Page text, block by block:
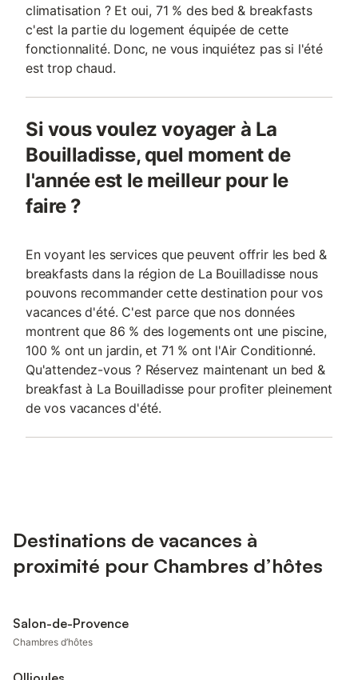
climatisation ? Et oui, 71 % des bed & breakfasts
c'est la partie du logement équipée de cette
fonctionnalité. Donc, ne vous inquiétez pas si l'été
est trop chaud.
Si vous voulez voyager à La
Bouilladisse, quel moment de
l'année est le meilleur pour le
faire ?
En voyant les services que peuvent offrir les bed &
breakfasts dans la région de La Bouilladisse nous
pouvons recommander cette destination pour vos
vacances d'été. C'est parce que nos données
montrent que 86 % des logements ont une piscine,
100 % ont un jardin, et 71 % ont l'Air Conditionné.
Qu'attendez-vous ? Réservez maintenant un bed &
breakfast à La Bouilladisse pour profiter pleinement
de vos vacances d'été.
Destinations de vacances à
proximité pour Chambres d’hôtes
Salon-de-Provence
Chambres d’hôtes